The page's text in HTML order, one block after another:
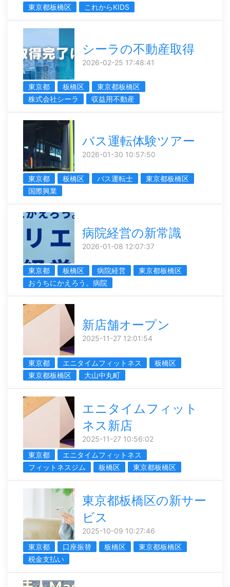
東京都板橋区
これからKIDS
シーラの不動産取得
2026-02-25 17:48:41
東京都 板橋区
東京都板橋区
株式会社シーラ
収益用不動産
バス運転体験ツアー
2026-01-30 10:57:50
東京都 板橋区 バス運転士
東京都板橋区
国際興業
病院経営の新常識
2026-01-08 12:07:37
東京都 板橋区 病院経営
東京都板橋区
おうちにかえろう。病院
新店舗オープン
2025-11-27 12:01:54
東京都 エニタイムフィットネス
板橋区
東京都板橋区
大山中丸町
エニタイムフィット
ネス新店
2025-11-27 10:56:02
東京都
エニタイムフィットネス
フィットネスジム
板橋区 東京都板橋区
東京都板橋区の新サー
ビス
2025-10-09 10:27:46
東京都
口座振替 板橋区
東京都板橋区
税金支払い